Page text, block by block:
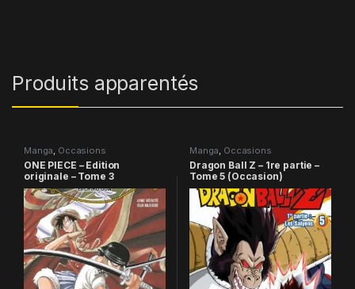
Produits apparentés
Manga, Occasions
ONE PIECE – Edition
originale – Tome 3
Manga, Occasions
Dragon Ball Z – 1re partie –
Tome 5 (Occasion)